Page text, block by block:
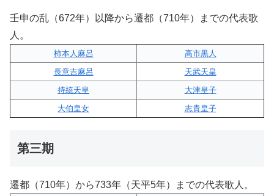
壬申の乱（672年）以降から遷都（710年）までの代表歌
人。
柿本人麻呂
高市黒人
長意吉麻呂
天武天皇
持統天皇
大津皇子
大伯皇女
志貴皇子
第三期
遷都（710年）から733年（天平5年）までの代表歌人。